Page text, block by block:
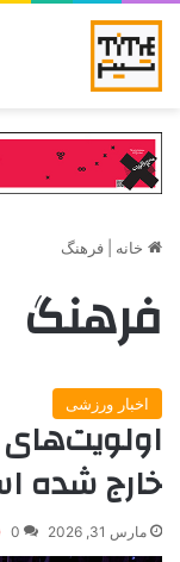
خانه فرهنگ
فرهنگ
اخبار ورزشی
اولویت‌های
خارج شده
مارس 31, 2026 0